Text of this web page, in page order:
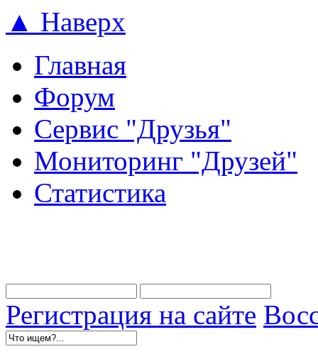
▲ Наверх
Главная
Форум
Сервис "Друзья"
Мониторинг "Друзей"
Статистика
Регистрация на сайте